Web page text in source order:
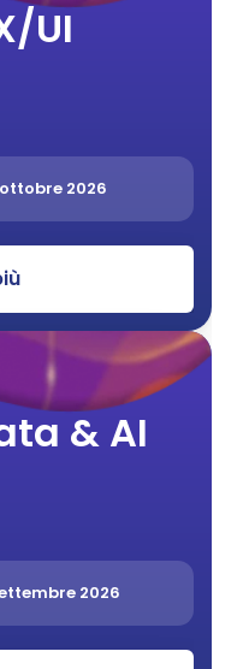
UI
2026
& AI
2026